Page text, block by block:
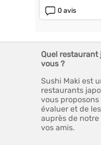
0 avis
Quel
vous ?
Sushi Maki est
restaurants
vous
évaluer et de
auprès de
vos amis.